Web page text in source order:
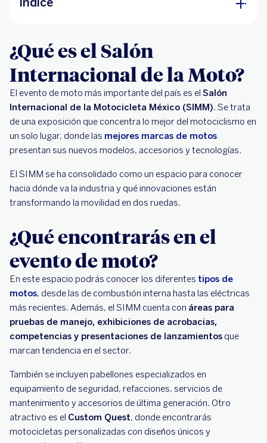
¿Qué encontrarás en el evento de moto?
¿Cuándo y dónde será el evento de moto?
¿Qué es el Salón
Internacional de la Moto?
El evento de moto más importante del país es el Salón
Internacional de la Motocicleta México (SIMM). Se trata
de una exposición que concentra lo mejor del motociclismo en
un solo lugar, donde las mejores marcas de motos
presentan sus nuevos modelos, accesorios y tecnologías.
El SIMM se ha consolidado como un espacio para conocer
hacia dónde va la industria y qué innovaciones están
transformando la movilidad en dos ruedas.
¿Qué encontrarás en el
evento de moto?
En este espacio podrás conocer los diferentes tipos de
motos, desde las de combustión interna hasta las eléctricas
más recientes. Además, el SIMM cuenta con áreas para
pruebas de manejo, exhibiciones de acrobacias,
competencias y presentaciones de lanzamientos que
marcan tendencia en el sector.
También se incluyen pabellones especializados en
equipamiento de seguridad, refacciones, servicios de
mantenimiento y accesorios de última generación. Otro
atractivo es el Custom Quest, donde encontrarás
motocicletas personalizadas con diseños únicos y